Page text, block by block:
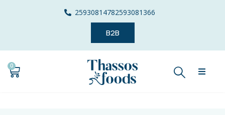
25930814782593081366
B2B
0